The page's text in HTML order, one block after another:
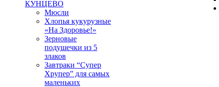
КУНЦЕВО
Мюсли
Хлопья кукурузные
«На Здоровье!»
Зерновые
подушечки из 5
злаков
Завтраки “Супер
Хрупер” для самых
маленьких